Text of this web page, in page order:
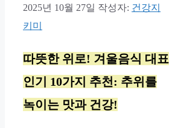
2025년 10월 27일 작성자: 건강지
키미
따뜻한 위로! 겨울음식 대표
인기 10가지 추천: 추위를
녹이는 맛과 건강!